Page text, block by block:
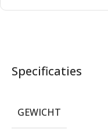
Specificaties
GEWICHT